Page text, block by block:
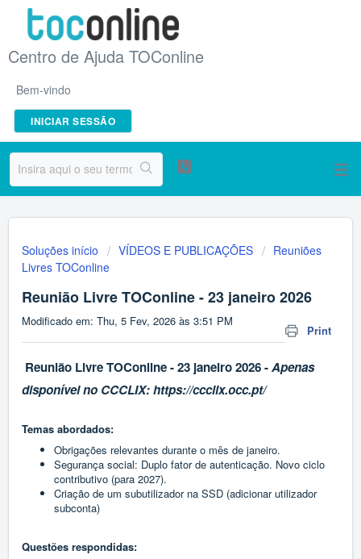
Centro de Ajuda TOConline
Bem-vindo
INICIAR SESSÃO
Soluções início VÍDEOS E PUBLICAÇÕES
Reuniões
Livres TOConline
Reunião Livre TOConline - 23 janeiro 2026
Print
Modificado em: Thu, 5 Fev, 2026 às 3:51 PM
Reunião Livre TOConline - 23 janeiro 2026 -Apenas
disponível no CCCLIX:https://ccclix.occ.pt/
Temas abordados:
Obrigações relevantes durante o mês de janeiro.
Segurança social: Duplo fator de autenticação. Novo ciclo
contributivo (para 2027).
Criação de um subutilizador na SSD (adicionar utilizador
subconta)
Questões respondidas: